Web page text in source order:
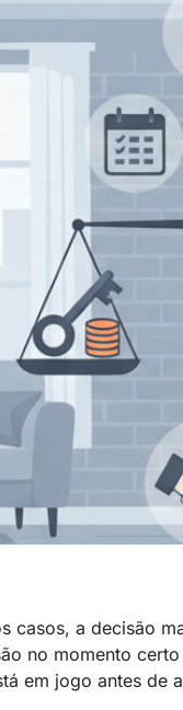
casos, a decisão
no momento
em jogo antes de